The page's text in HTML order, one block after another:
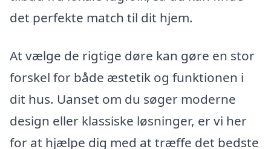
det perfekte match til dit hjem.
At vælge de rigtige døre kan gøre en stor
forskel for både æstetik og funktionen i
dit hus. Uanset om du søger moderne
design eller klassiske løsninger, er vi her
for at hjælpe dig med at træffe det bedste